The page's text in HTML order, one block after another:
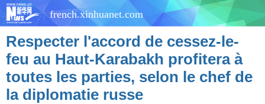
french.xinhuanet.com
Respecter l'accord de cessez-le-
feu au Haut-Karabakh profitera à
toutes les parties, selon le chef de
la diplomatie russe